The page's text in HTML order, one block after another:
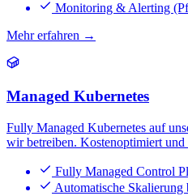
Monitoring & Alerting
Mehr erfahren →
Managed Kubernetes
Fully Managed Kubernetes auf
wir betreiben. Kostenoptimiert
Fully Managed Control
Automatische Skalierung